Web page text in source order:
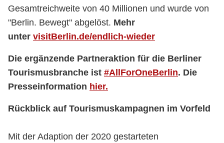
Gesamtreichweite von 40 Millionen und wurde von
"Berlin. Bewegt" abgelöst. Mehr
unter visitBerlin.de/endlich-wieder
Die ergänzende Partneraktion für die Berliner
Tourismusbranche ist #AllForOneBerlin. Die
Presseinformation hier.
Rückblick auf Tourismuskampagnen im Vorfeld
Mit der Adaption der 2020 gestarteten